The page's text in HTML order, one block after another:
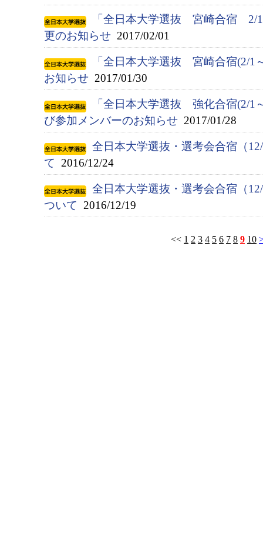
「全日本大学選抜 宮崎合宿
更のお知らせ 2017/02/01
「全日本大学選抜 宮崎合宿(2/1
お知らせ 2017/01/30
「全日本大学選抜 強化合宿(2/
び参加メンバーのお知らせ 2017/01/28
全日本大学選抜・選考会合宿（
て 2016/12/24
全日本大学選抜・選考会合宿（
ついて 2016/12/19
<< 1 2 3 4 5 6 7 8 9 10